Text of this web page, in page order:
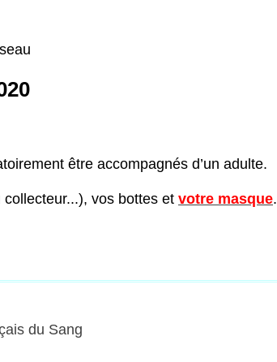
être accompagnés d’un adulte.
vos bottes et votre masque.
du Sang